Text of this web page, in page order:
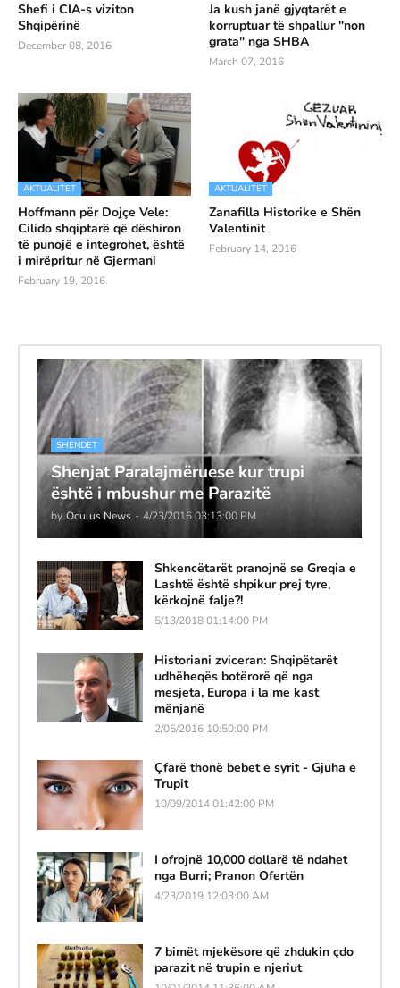
Shefi i CIA-s viziton
Shqipërinë
December 08, 2016
Ja kush janë gjyqtarët e
korruptuar të shpallur "non
grata" nga SHBA
March 07, 2016
AKTUALITET
Hoffmann për Dojçe Vele:
Cilido shqiptarë që dëshiron
të punojë e integrohet, është
i mirëpritur në Gjermani
February 19, 2016
AKTUALITET
Zanafilla Historike e Shën
Valentinit
February 14, 2016
SHENDET
Shenjat Paralajmëruese kur trupi
është i mbushur me Parazitë
by Oculus News - 4/23/2016 03:13:00 PM
Shkencëtarët pranojnë se Greqia e
Lashtë është shpikur prej tyre,
kërkojnë falje?!
5/13/2018 01:14:00 PM
Historiani zviceran: Shqipëtarët
udhëheqës botërorë që nga
mesjeta, Europa i la me kast
mënjanë
2/05/2016 10:50:00 PM
Çfarë thonë bebet e syrit - Gjuha e
Trupit
10/09/2014 01:42:00 PM
I ofrojnë 10,000 dollarë të ndahet
nga Burri; Pranon Ofertën
4/23/2019 12:03:00 AM
7 bimët mjekësore që zhdukin çdo
parazit në trupin e njeriut